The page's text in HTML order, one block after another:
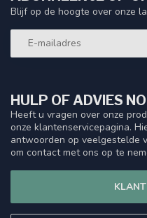
HULP OF ADVIES
Heeft u vragen over onze
onze klantenservicepagina.
antwoorden op veelgestelde
om contact met ons op te
Blijf op de hoogte over onze